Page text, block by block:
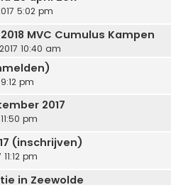
5:02 pm
MVC Cumulus Kampen
10:40 am
pm
2017
pm
(inschrijven)
pm
in Zeewolde